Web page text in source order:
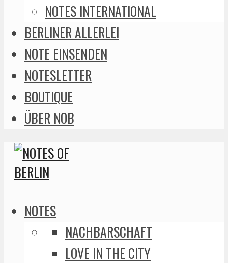
NOTES INTERNATIONAL
BERLINER ALLERLEI
NOTE EINSENDEN
NOTESLETTER
BOUTIQUE
ÜBER NOB
NOTES
NACHBARSCHAFT
LOVE IN THE CITY